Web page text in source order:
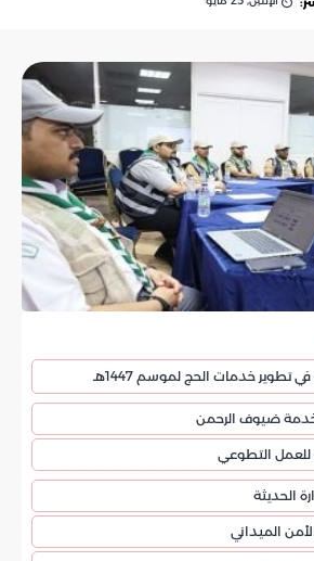
تطوير خدمات الحج لموسم 1447هـ
ضيوف الرحمن
التطوعي
الحديثة
الميداني